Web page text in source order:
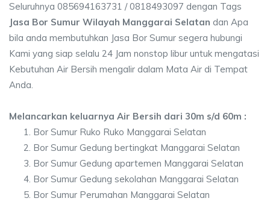
Seluruhnya 085694163731 / 0818493097 dengan Tags
Jasa Bor Sumur Wilayah Manggarai Selatan dan Apa
bila anda membutuhkan Jasa Bor Sumur segera hubungi
Kami yang siap selalu 24 Jam nonstop libur untuk mengatasi
Kebutuhan Air Bersih mengalir dalam Mata Air di Tempat
Anda.
Melancarkan keluarnya Air Bersih dari 30m s/d 60m :
Bor Sumur Ruko Ruko Manggarai Selatan
Bor Sumur Gedung bertingkat Manggarai Selatan
Bor Sumur Gedung apartemen Manggarai Selatan
Bor Sumur Gedung sekolahan Manggarai Selatan
Bor Sumur Perumahan Manggarai Selatan